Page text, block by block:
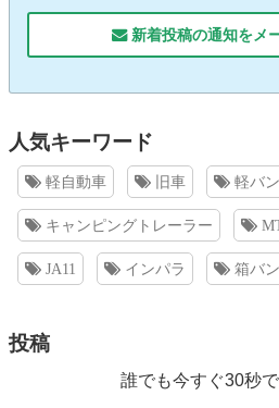
新着投稿の通知をメ
人気キーワード
軽自動車 旧車 軽バン
キャンピングトレーラー
JA11 インパラ 箱バン
投稿
誰でも今すぐ30秒